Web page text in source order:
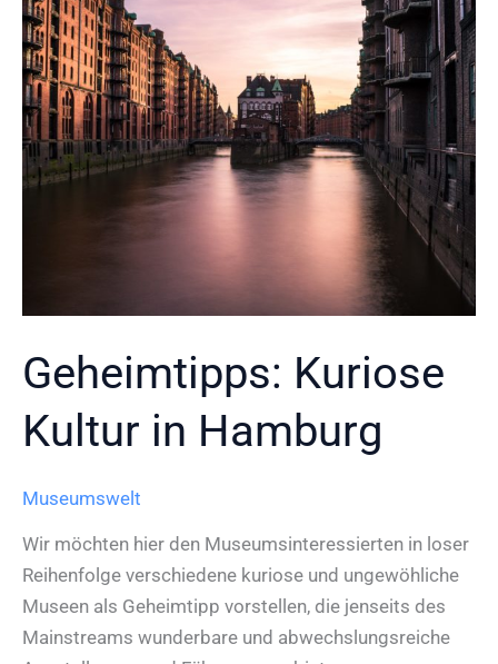
Geheimtipps: Kuriose
Kultur in Hamburg
Museumswelt
Wir möchten hier den Museumsinteressierten in loser
Reihenfolge verschiedene kuriose und ungewöhliche
Museen als Geheimtipp vorstellen, die jenseits des
Mainstreams wunderbare und abwechslungsreiche